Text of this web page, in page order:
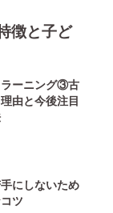
徴と子ど
ラーニング③古
由と今後注目
にしないため
ツ